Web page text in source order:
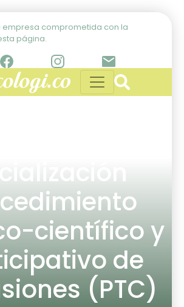
empresa comprometida con la
página.
científico y
de
(PTC)